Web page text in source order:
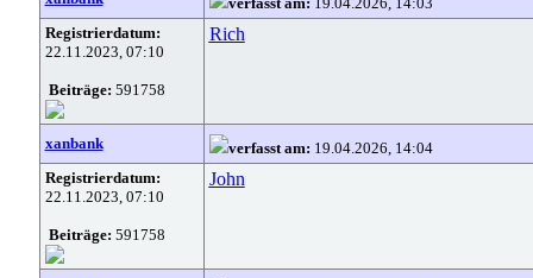
Registrierdatum:
22.11.2023, 07:10
Beiträge: 591758
Rich
xanbank verfasst am: 19.04.2026, 14:04
Registrierdatum:
22.11.2023, 07:10
Beiträge: 591758
John